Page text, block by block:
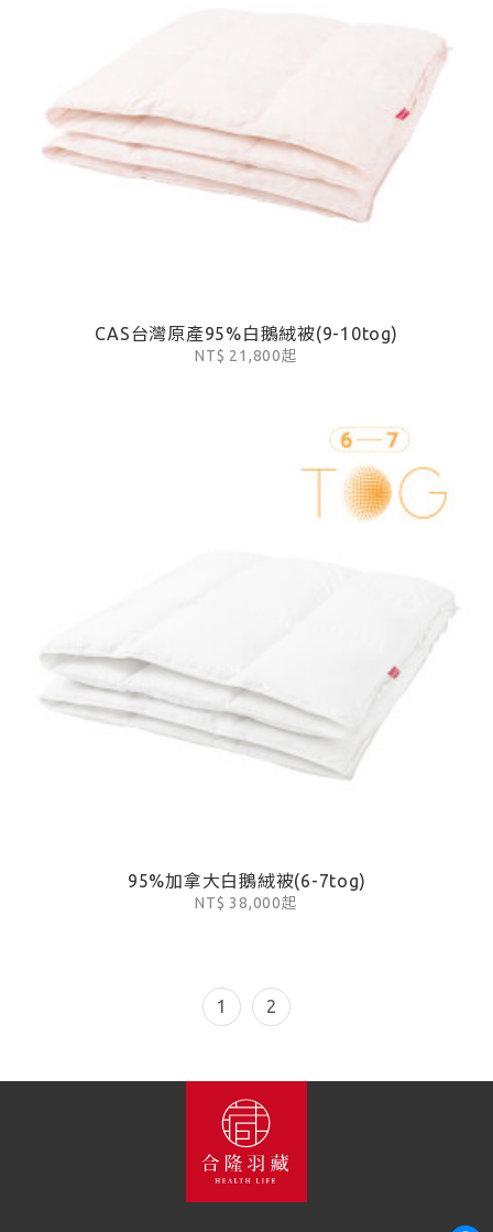
CAS台灣原產95%白鵝絨被(9-10tog)
NT$ 21,800起
95%加拿大白鵝絨被(6-7tog)
NT$ 38,000起
1 2